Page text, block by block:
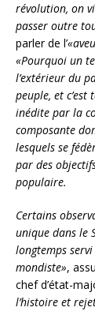
révolution, on
passer outre
parler de l’
«Pourquoi un
l’extérieur du
peuple, et
inédite par la
composante
lesquels se
par des
populaire.
Certains
unique dans le
longtemps
mondiste»,
chef d’état-
l’histoire et